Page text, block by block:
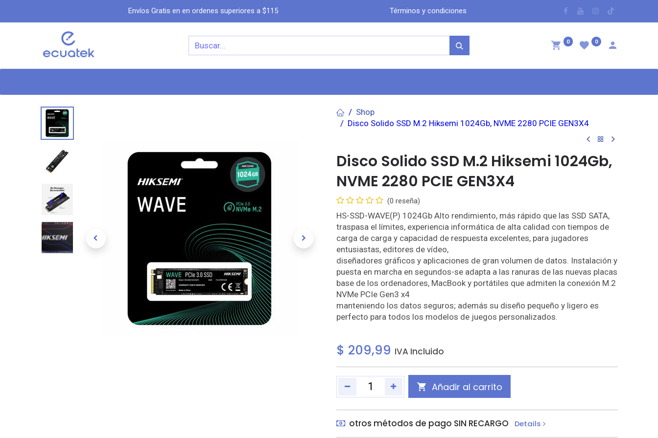
Envíos Gratis en en ordenes superiores a $115 Términos y condicio​nes
0 0
Shop
Disco Solido SSD M.2 Hiksemi 1024Gb, NVME 2280 PCIE GEN3X4
Disco Solido SSD M.2 Hiksemi 1024Gb,
NVME 2280 PCIE GEN3X4
(0 reseña)
HS-SSD-WAVE(P) 1024Gb Alto rendimiento, más rápido que las SSD SATA,
traspasa el límites, experiencia informática de alta calidad con tiempos de
carga de carga y capacidad de respuesta excelentes, para jugadores
entusiastas, editores de vídeo,
diseñadores gráficos y aplicaciones de gran volumen de datos. Instalación y
puesta en marcha en segundos-se adapta a las ranuras de las nuevas placas
base de los ordenadores, MacBook y portátiles que admiten la conexión M.2
NVMe PCIe Gen3 x4
manteniendo los datos seguros; además su diseño pequeño y ligero es
perfecto para todos los modelos de juegos personalizados.
$ 209,99 IVA Incluido
Añadir al carrito
otros métodos de pago SIN RECARGO Details